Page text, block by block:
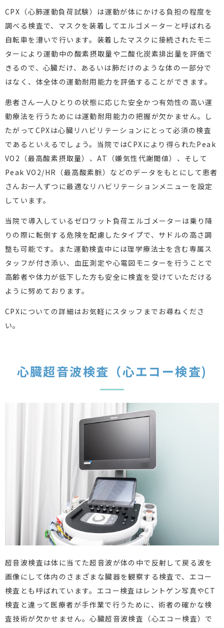
CPX（心肺運動負荷試験）は運動が体にかける負担の程度を
調べる検査で、マスクを装着してエルゴメーターと呼ばれる
自転車を漕いで行います。装着したマスクに接続されたモニ
ターにより運動中の酸素摂取量や二酸化炭素排出量を評価で
きるので、心臓だけ、あるいは肺だけのような体の一部分で
はなく、体全体の運動耐用能力を評価することができます。
患者さん一人ひとりの状態に応じた安全かつ有効性の高い運
動療法を行うためには運動耐用能力の把握が欠かません。し
たがってCPXは心臓リハビリテーションにとって必須の検査
であるといえるでしょう。当院ではCPXにより得られたPeak
VO2（最高酸素摂取量）、AT（嫌気性代謝閾値）、そして
Peak VO2/HR（最高酸素脈）などのデータをもとにして患者
さんお一人ずつに最適なリハビリテーションメニューを設定
しています。
当院で導入しているゼロワット負荷エルゴメーターは乗り降
りの際に転倒する危険を配慮したタイプで、サドルの高さ調
整も可能です。また運動検査中には理学療法士を含む専属ス
タッフが付き添い、血圧測定や心電図モニターを行うことで
高齢者や体力が低下した方も安全に検査を受けていただける
ように努めております。
CPXについての詳細はお気軽にスタッフまでお尋ねくださ
い。
心臓超音波検査（心エコー検査)
超音波検査は体に当てた超音波が体の中で反射して戻る波を
画像にして体内のさまざまな臓器を観察する検査で、エコー
検査とも呼ばれています。エコー検査はレントゲン写真やCT
検査と違って医療者が手作業で行うために、術者の確かな検
査技術が欠かせません。心臓超音波検査（心エコー検査）で